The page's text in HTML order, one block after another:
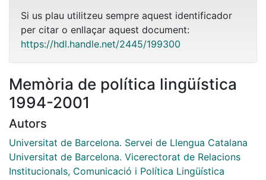
Si us plau utilitzeu sempre aquest identificador
per citar o enllaçar aquest document:
https://hdl.handle.net/2445/199300
Memòria de política lingüística
1994-2001
Autors
Universitat de Barcelona. Servei de Llengua Catalana
Universitat de Barcelona. Vicerectorat de Relacions
Institucionals, Comunicació i Política Lingüística